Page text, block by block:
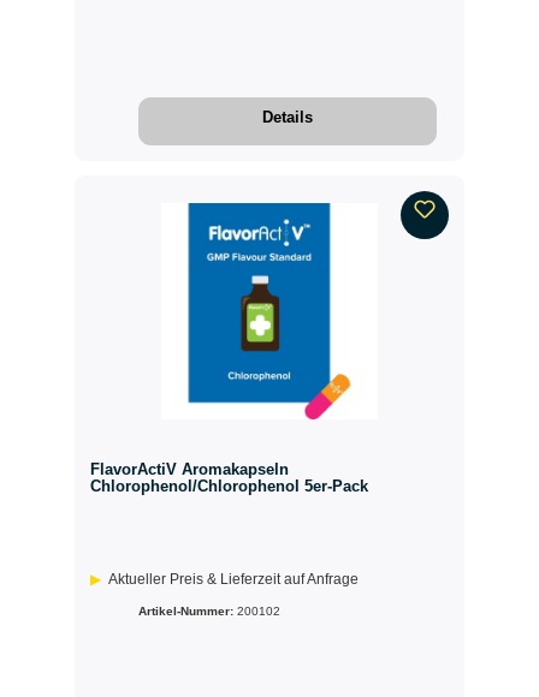
Details
FlavorActiV Aromakapseln
Chlorophenol/Chlorophenol 5er-Pack
Aktueller Preis & Lieferzeit auf Anfrage
Artikel-Nummer: 200102